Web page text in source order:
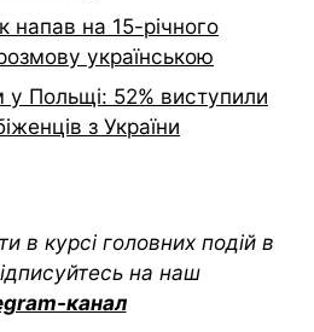
напав на 15-річного
українською
у Польщі: 52% виступили
з України
в курсі головних подій в
на наш
канал